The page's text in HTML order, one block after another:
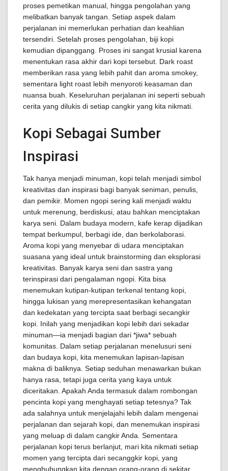
proses pemetikan manual, hingga pengolahan yang
melibatkan banyak tangan. Setiap aspek dalam
perjalanan ini memerlukan perhatian dan keahlian
tersendiri. Setelah proses pengolahan, biji kopi
kemudian dipanggang. Proses ini sangat krusial karena
menentukan rasa akhir dari kopi tersebut. Dark roast
memberikan rasa yang lebih pahit dan aroma smokey,
sementara light roast lebih menyoroti keasaman dan
nuansa buah. Keseluruhan perjalanan ini seperti sebuah
cerita yang dilukis di setiap cangkir yang kita nikmati.
Kopi Sebagai Sumber
Inspirasi
Tak hanya menjadi minuman, kopi telah menjadi simbol
kreativitas dan inspirasi bagi banyak seniman, penulis,
dan pemikir. Momen ngopi sering kali menjadi waktu
untuk merenung, berdiskusi, atau bahkan menciptakan
karya seni. Dalam budaya modern, kafe kerap dijadikan
tempat berkumpul, berbagi ide, dan berkolaborasi.
Aroma kopi yang menyebar di udara menciptakan
suasana yang ideal untuk brainstorming dan eksplorasi
kreativitas. Banyak karya seni dan sastra yang
terinspirasi dari pengalaman ngopi. Kita bisa
menemukan kutipan-kutipan terkenal tentang kopi,
hingga lukisan yang merepresentasikan kehangatan
dan kedekatan yang tercipta saat berbagi secangkir
kopi. Inilah yang menjadikan kopi lebih dari sekadar
minuman—ia menjadi bagian dari *jiwa* sebuah
komunitas. Dalam setiap perjalanan menelusuri seni
dan budaya kopi, kita menemukan lapisan-lapisan
makna di baliknya. Setiap seduhan menawarkan bukan
hanya rasa, tetapi juga cerita yang kaya untuk
diceritakan. Apakah Anda termasuk dalam rombongan
pencinta kopi yang menghayati setiap tetesnya? Tak
ada salahnya untuk menjelajahi lebih dalam mengenai
perjalanan dan sejarah kopi, dan menemukan inspirasi
yang meluap di dalam cangkir Anda. Sementara
perjalanan kopi terus berlanjut, mari kita nikmati setiap
momen yang tercipta dari secanggkir kopi, yang
menghubungkan kita dengan orang-orang di sekitar,